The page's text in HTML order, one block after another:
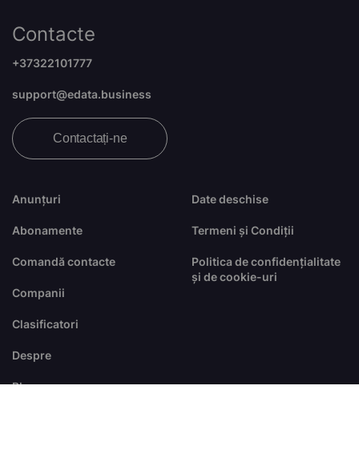
Anunțuri
Abonamente
Comandă contacte
Companii
Clasificatori
Despre
Blog
Date deschise
Termeni și Condiții
Politica de confidențialitate
și de cookie-uri
Contacte
+37322101777
support@edata.business
Contactați-ne